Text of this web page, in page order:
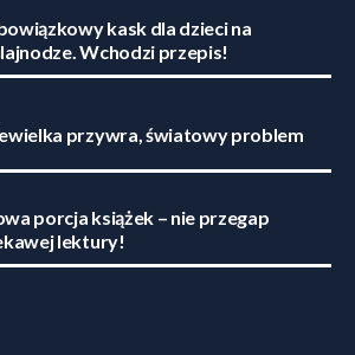
kask dla dzieci na
Wchodzi przepis!
przywra, światowy problem
porcja książek – nie przegap
lektury!